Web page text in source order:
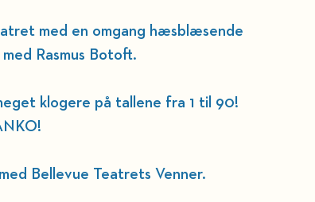
med en omgang hæsblæsende
Rasmus Botoft.
klogere på tallene fra 1 til 90!
Bellevue Teatrets Venner.